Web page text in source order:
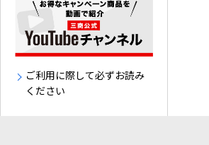
ご利用に際して必ずお読み
ください